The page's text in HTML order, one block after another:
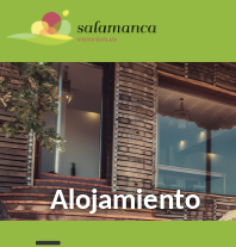
to
main
content
Alojamiento